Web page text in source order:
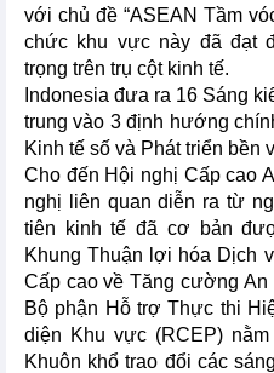
với chủ đề “ASEAN Tầm
chức khu vực này đã đạt
trọng trên trụ cột kinh tế.
Indonesia đưa ra 16 Sáng
trung vào 3 định hướng
Kinh tế số và Phát triển bền
Cho đến Hội nghị Cấp cao
nghị liên quan diễn ra từ
tiên kinh tế đã cơ bản
Khung Thuận lợi hóa Dịch
Cấp cao về Tăng cường
Bộ phận Hỗ trợ Thực thi
diện Khu vực (RCEP)
Khuôn khổ trao đổi các